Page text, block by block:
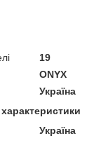
19
ONYX
Україна
Україна